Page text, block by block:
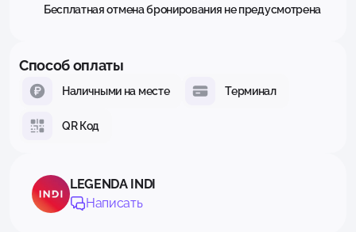
Бесплатная отмена бронирования не предусмотрена
Способ оплаты
Наличными на месте Терминал
QR Код
LEGENDA INDI
Написать